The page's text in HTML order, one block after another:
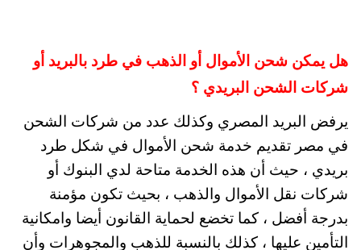
هل يمكن شحن الأموال أو الذهب في طرد بالبريد أو
شركات الشحن البريدي ؟
يرفض البريد المصري وكذلك عدد من شركات الشحن
في مصر تقديم خدمة شحن الأموال في شكل طرد
بريدي ، حيث أن هذه الخدمة متاحة لدي البنوك أو
شركات نقل الأموال والذهب ، بحيث تكون مؤمنة
بدرجة أفضل ، كما تخضع لحماية القانون أيضا وامكانية
التأمين عليها ، كذلك بالنسبة للذهب والمجوهرات وأن